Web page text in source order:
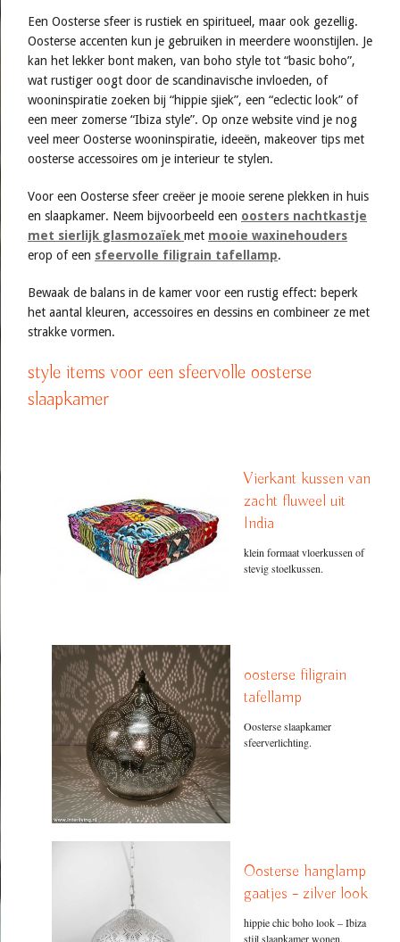
Een Oosterse sfeer is rustiek en spiritueel, maar ook gezellig.
Oosterse accenten kun je gebruiken in meerdere woonstijlen. Je
kan het lekker bont maken, van boho style tot “basic boho”,
wat rustiger oogt door de scandinavische invloeden, of
wooninspiratie zoeken bij “hippie sjiek”, een “eclectic look” of
een meer zomerse “Ibiza style”. Op onze website vind je nog
veel meer Oosterse wooninspiratie, ideeën, makeover tips met
oosterse accessoires om je interieur te stylen.
Voor een Oosterse sfeer creëer je mooie serene plekken in huis
en slaapkamer. Neem bijvoorbeeld een oosters nachtkastje
met sierlijk glasmozaïek met mooie waxinehouders
erop of een sfeervolle filigrain tafellamp.
Bewaak de balans in de kamer voor een rustig effect: beperk
het aantal kleuren, accessoires en dessins en combineer ze met
strakke vormen.
style items voor een sfeervolle oosterse
slaapkamer
Vierkant kussen van
zacht fluweel uit
India
klein formaat vloerkussen of
stevig stoelkussen.
oosterse filigrain
tafellamp
Oosterse slaapkamer
sfeerverlichting.
Oosterse hanglamp
gaatjes – zilver look
hippie chic boho look – Ibiza
stijl slaapkamer wonen.